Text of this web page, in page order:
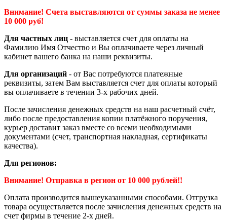
Внимание! Счета выставляются от суммы заказа не менее
10 000 руб!
Для частных лиц - выставляется счет для оплаты на
Фамилию Имя Отчество и Вы оплачиваете через личный
кабинет вашего банка на наши реквизиты.
Для организаций - от Вас потребуются платежные
реквизиты, затем Вам выставляется счет для оплаты который
вы оплачиваете в течении 3-х рабочих дней.
После зачисления денежных средств на наш расчетный счёт,
либо после предоставления копии платёжного поручения,
курьер доставит заказ вместе со всеми необходимыми
документами (счет, транспортная накладная, сертификаты
качества).
Для регионов:
Внимание! Отправка в регион от 10 000 рублей!!
Оплата производится вышеуказанными способами. Отгрузка
товара осуществляется после зачисления денежных средств на
счет фирмы в течение 2-х дней.